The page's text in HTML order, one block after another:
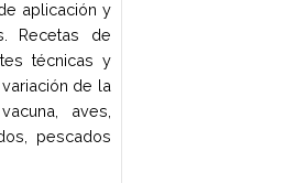
recursos
de personal.
y estilos
como clave
Teorías
de